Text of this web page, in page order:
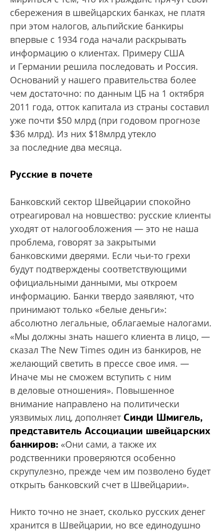
сбережения в швейцарских банках, не платя
при этом налогов, альпийские банкиры
впервые с 1934 года начали раскрывать
информацию о клиентах. Примеру США
и Германии решила последовать и Россия.
Оснований у нашего правительства более
чем достаточно: по данным ЦБ на 1 октября
2011 года, отток капитала из страны составил
уже почти $50 млрд (при годовом прогнозе
$36 млрд). Из них $18млрд утекло
за последние два месяца.
Русские в почете
Банковский сектор Швейцарии спокойно
отреагировал на новшество: русские клиенты
уходят от налогообложения — это не наша
проблема, говорят за закрытыми
банковскими дверями. Если чьи-то грехи
будут подтверждены соответствующими
официальными данными, мы откроем
информацию. Банки твердо заявляют, что
принимают только «белые деньги»:
абсолютно легальные, облагаемые налогами.
«Мы должны знать нашего клиента в лицо, —
сказал The New Times один из банкиров, не
желающий светить в прессе свое имя. —
Иначе мы не сможем вступить с ним
в деловые отношения». Повышенное
внимание направлено на политически
уязвимых лиц, дополняет Синди Шмигель,
представитель Ассоциации швейцарских
банкиров: «Они сами, а также их
родственники проверяются особенно
скрупулезно, прежде чем им позволено будет
открыть банковский счет в Швейцарии».
Никто точно не знает, сколько русских денег
хранится в Швейцарии, но все единодушно